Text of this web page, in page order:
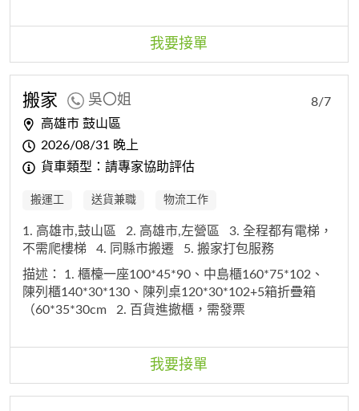
件需要拆跟組） 4. 3樓搬下，電梯上樓
我要接單
搬家 吳〇姐
高雄市 鼓山區
2026/08/31 晚上
貨車類型：請專家協助評估
8/7
搬運工 送貨兼職 物流工作
1. 高雄市,鼓山區 2. 高雄市,左營區
3. 全程都有電梯，
不需爬樓梯
4. 同縣市搬遷
5. 搬家打包服務
描述： 1. 櫃檯一座100*45*90、中島櫃160*75*102、
陳列櫃140*30*130、陳列桌120*30*102+5箱折疊箱
（60*35*30cm
2. 百貨進撤櫃，需發票
我要接單